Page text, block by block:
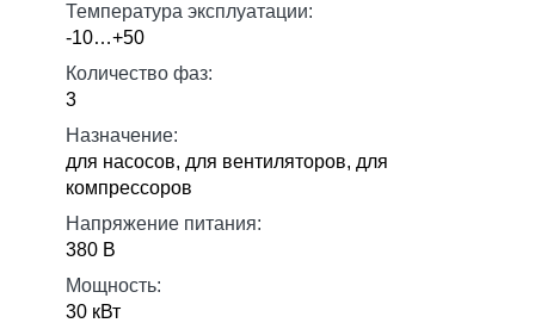
Температура эксплуатации:
-10…+50
Количество фаз:
3
Назначение:
для насосов, для вентиляторов, для
компрессоров
Напряжение питания:
380 В
Мощность:
30 кВт